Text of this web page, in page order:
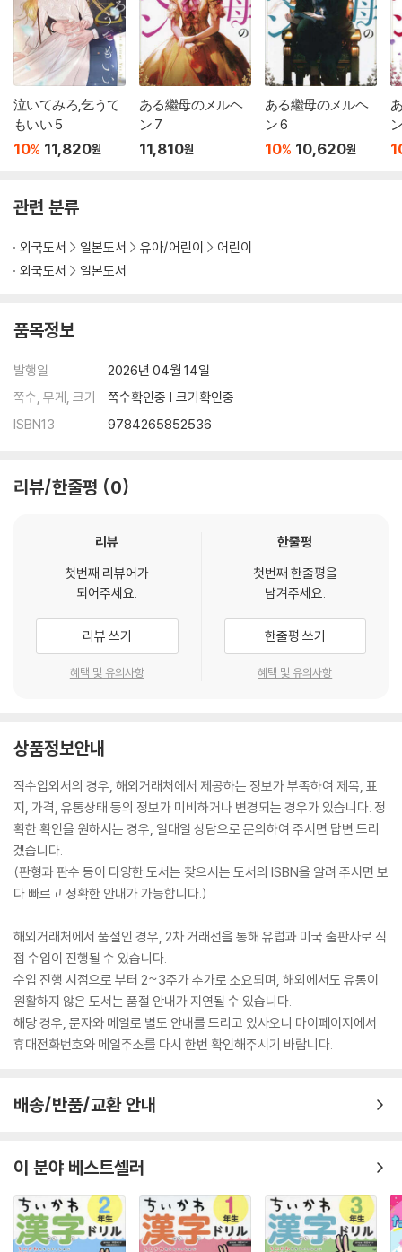
泣いてみろ,乞うて
もいい 5
10% 11,820원
ある繼母のメルヘ
ン 7
11,810원
ある繼母のメルヘ
ン 6
10% 10,620원
관련 분류
외국도서 일본도서 유아/어린이
어린이
외국도서
일본도서
품목정보
발행일
2026년 04월 14일
쪽수, 무게, 크기
쪽수확인중 | 크기확인중
ISBN13
9784265852536
리뷰/한줄평 0
리뷰
첫번째 리뷰어가
되어주세요.
리뷰 쓰기
혜택 및 유의사항
한줄평
첫번째 한줄평을
남겨주세요.
한줄평 쓰기
혜택 및 유의사항
상품정보안내
직수입외서의 경우, 해외거래처에서 제공하는 정보가 부족하여 제목, 표
지, 가격, 유통상태 등의 정보가 미비하거나 변경되는 경우가 있습니다. 정
확한 확인을 원하시는 경우, 일대일 상담으로 문의하여 주시면 답변 드리
겠습니다.
(판형과 판수 등이 다양한 도서는 찾으시는 도서의 ISBN을 알려 주시면 보
다 빠르고 정확한 안내가 가능합니다.)
해외거래처에서 품절인 경우, 2차 거래선을 통해 유럽과 미국 출판사로 직
접 수입이 진행될 수 있습니다.
수입 진행 시점으로 부터 2~3주가 추가로 소요되며, 해외에서도 유통이
원활하지 않은 도서는 품절 안내가 지연될 수 있습니다.
해당 경우, 문자와 메일로 별도 안내를 드리고 있사오니 마이페이지에서
휴대전화번호와 메일주소를 다시 한번 확인해주시기 바랍니다.
배송/반품/교환 안내
이 분야 베스트셀러